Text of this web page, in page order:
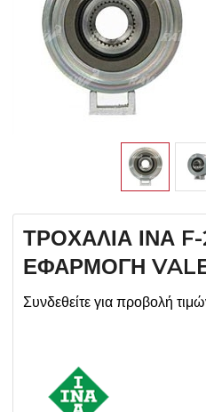
ΤΡΟΧΑΛΙΑ ΙΝΑ
ΕΦΑΡΜΟΓΗ
Συνδεθείτε για προβολή